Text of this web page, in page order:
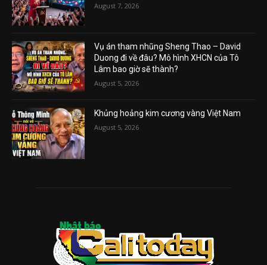
August 7, 2026
Vụ án tham nhũng Sheng Thao – David
Duong đi về đâu? Mô hình XHCN của Tô
Lâm bao giờ sẽ thành?
August 5, 2026
Khủng hoảng kim cương vàng Việt Nam
August 5, 2026